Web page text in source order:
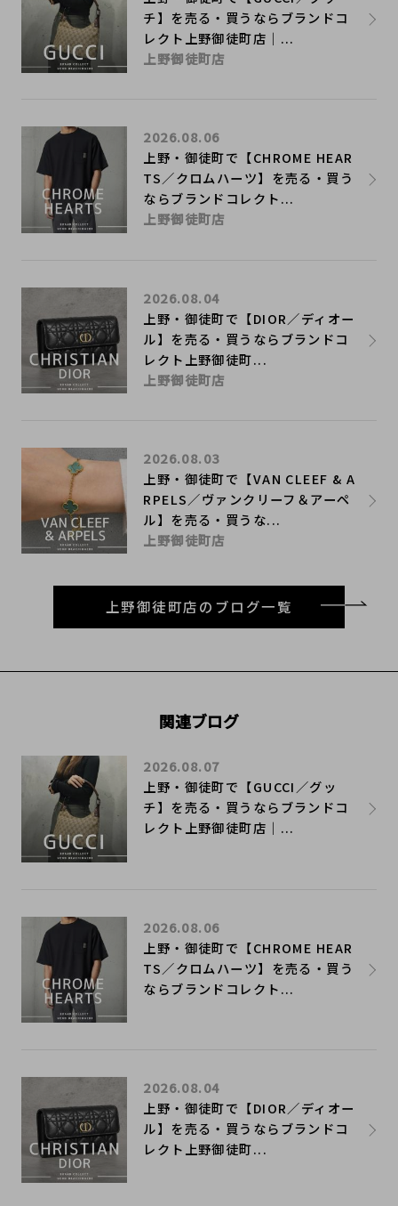
チ】を売る・買うならブランドコ
レクト上野御徒町店｜...
上野御徒町店
上野・御徒町で【CHROME HEAR
TS／クロムハーツ】を売る・買う
ならブランドコレクト...
2026.08.06
上野御徒町店
上野・御徒町で【DIOR／ディオー
ル】を売る・買うならブランドコ
レクト上野御徒町...
2026.08.04
上野御徒町店
上野・御徒町で【VAN CLEEF & A
RPELS／ヴァンクリーフ＆アーペ
ル】を売る・買うな...
2026.08.03
上野御徒町店
上野御徒町店のブログ一覧
関連ブログ
上野・御徒町で【GUCCI／グッ
チ】を売る・買うならブランドコ
レクト上野御徒町店｜...
2026.08.07
上野・御徒町で【CHROME HEAR
TS／クロムハーツ】を売る・買う
ならブランドコレクト...
2026.08.06
上野・御徒町で【DIOR／ディオー
ル】を売る・買うならブランドコ
レクト上野御徒町...
2026.08.04